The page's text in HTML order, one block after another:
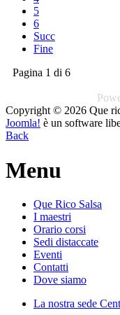
5
6
Succ
Fine
Pagina 1 di 6
Copyright © 2026 Que
Joomla! è un software
Back
Menu
Que Rico Salsa
I maestri
Orario corsi
Sedi distaccate
Eventi
Contatti
Dove siamo
La nostra sede